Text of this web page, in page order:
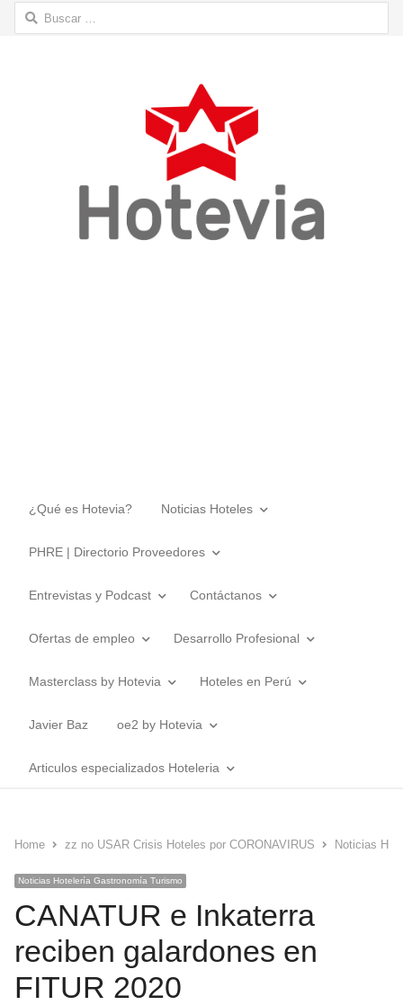
Buscar:
¿Qué es Hotevia? Noticias Hoteles
PHRE | Directorio Proveedores
Entrevistas y Podcast Contáctanos
Ofertas de empleo Desarrollo Profesional
Masterclass by Hotevia Hoteles en Perú
Javier Baz oe2 by Hotevia
Articulos especializados Hoteleria
Home zz no USAR Crisis Hoteles por CORONAVIRUS Noticias
Noticias Hotelería Gastronomía Turismo
CANATUR e Inkaterra
reciben galardones en
FITUR 2020